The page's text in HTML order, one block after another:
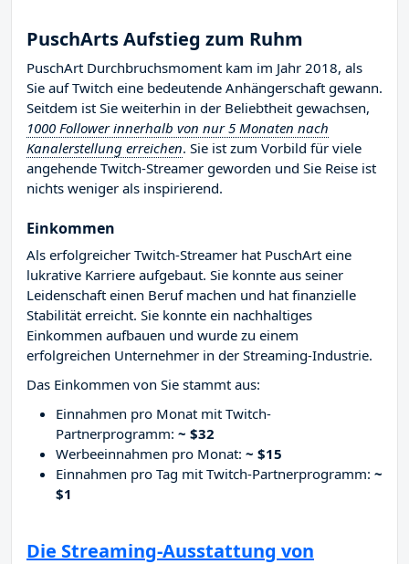
PuschArts Aufstieg zum Ruhm
PuschArt Durchbruchsmoment kam im Jahr 2018, als
Sie auf Twitch eine bedeutende Anhängerschaft gewann.
Seitdem ist Sie weiterhin in der Beliebtheit gewachsen,
1000 Follower innerhalb von nur 5 Monaten nach
Kanalerstellung erreichen. Sie ist zum Vorbild für viele
angehende Twitch-Streamer geworden und Sie Reise ist
nichts weniger als inspirierend.
Einkommen
Als erfolgreicher Twitch-Streamer hat PuschArt eine
lukrative Karriere aufgebaut. Sie konnte aus seiner
Leidenschaft einen Beruf machen und hat finanzielle
Stabilität erreicht. Sie konnte ein nachhaltiges
Einkommen aufbauen und wurde zu einem
erfolgreichen Unternehmer in der Streaming-Industrie.
Das Einkommen von Sie stammt aus:
Einnahmen pro Monat mit Twitch-
Partnerprogramm: ~ $32
Werbeeinnahmen pro Monat: ~ $15
Einnahmen pro Tag mit Twitch-Partnerprogramm: ~
$1
Die Streaming-Ausstattung von